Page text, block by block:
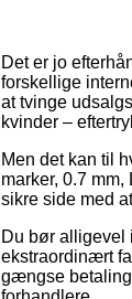
Det er jo
forskellige
at tvinge
kvinder –
Men det kan til
marker, 0.7
sikre side med
Du bør alligevel
ekstraordinært
gængse